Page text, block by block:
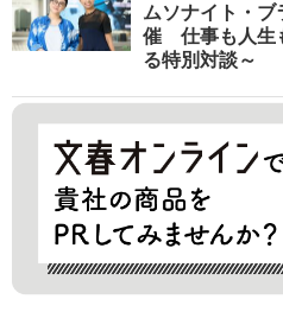
ムソナイト・ブ
催 仕事も人生
る特別対談～